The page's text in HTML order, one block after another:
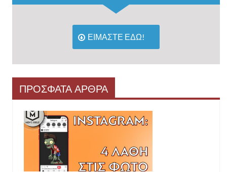
ΕΙΜΑΣΤΕ ΕΔΩ!
ΠΡΟΣΦΑΤΑ ΑΡΘΡΑ